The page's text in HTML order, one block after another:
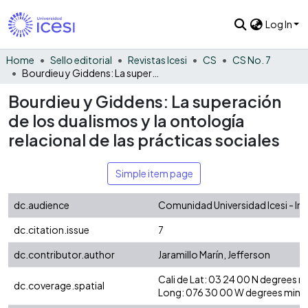
Log In
Home Sello editorial Revistas Icesi CS
CS No. 7
Bourdieu y Giddens: La superación
de los dualismos y la ontología
relacional de las prácticas sociales
Simple item page
dc.audience
Comunidad Universidad Icesi -
dc.citation.issue
7
dc.contributor.author
Jaramillo Marín, Jefferson
dc.coverage.spatial
Cali de Lat: 03 24 00 N degrees
Long: 076 30 00 W degrees